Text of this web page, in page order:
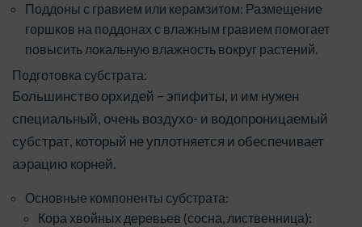
Поддоны с гравием или керамзитом: Размещение
горшков на поддонах с влажным гравием помогает
повысить локальную влажность вокруг растений.
Подготовка субстрата:
Большинство орхидей – эпифиты, и им нужен
специальный, очень воздухо- и водопроницаемый
субстрат, который не уплотняется и обеспечивает
аэрацию корней.
Основные компоненты субстрата:
Кора хвойных деревьев (сосна, лиственница):